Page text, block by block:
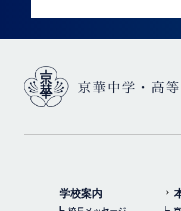
学校案内